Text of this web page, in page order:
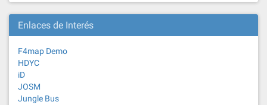
Enlaces de Interés
F4map Demo
HDYC
iD
JOSM
Jungle Bus